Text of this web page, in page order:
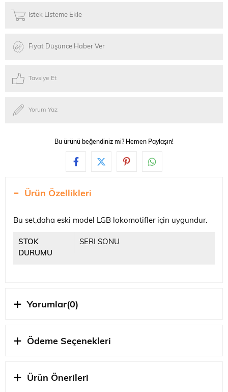
İstek Listeme Ekle
Fiyat Düşünce Haber Ver
Tavsiye Et
Yorum Yaz
Bu ürünü beğendiniz mi? Hemen Paylaşın!
Ürün Özellikleri
Bu set,daha eski model LGB lokomotifler için uygundur.
STOK
DURUMU
SERI SONU
Yorumlar(0)
Ödeme Seçenekleri
Ürün Önerileri